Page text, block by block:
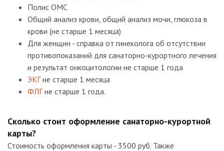
Полис ОМС
Общий анализ крови, общий анализ мочи, глюкоза в
крови (не старше 1 месяца)
Для женщин - справка от гинеколога об отсутствии
противопоказаний для санаторно-курортного лечения
и результат онкоцитологии не старше 1 года
ЭКГне старше 1 месяца
ФЛГне старше 1 года.
Сколько стоит оформление санаторно-курортной
карты?
Стоимость оформления карты - 3500 руб. Также